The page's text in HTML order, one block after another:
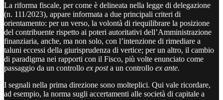
La riforma fiscale, per come è delineata nella legge di delegazione
(n. 111/2023), appare informata a due principali criteri di
orientamento: per un verso, la volontà di riequilibrare la posizione
del contribuente rispetto ai poteri autoritativi dell’Amministrazione
finanziaria, anche, ma non solo, con l’intenzione di rimediare a
taluni eccessi della giurisprudenza di vertice; per un altro, il cambio
di paradigma nei rapporti con il Fisco, più volte enunciato come
passaggio da un controllo ex posta un controllo ex ante.
I segnali nella prima direzione sono molteplici. Qui vale ricordare,
ad esempio, la norma sugli accertamenti alle società di capitale a